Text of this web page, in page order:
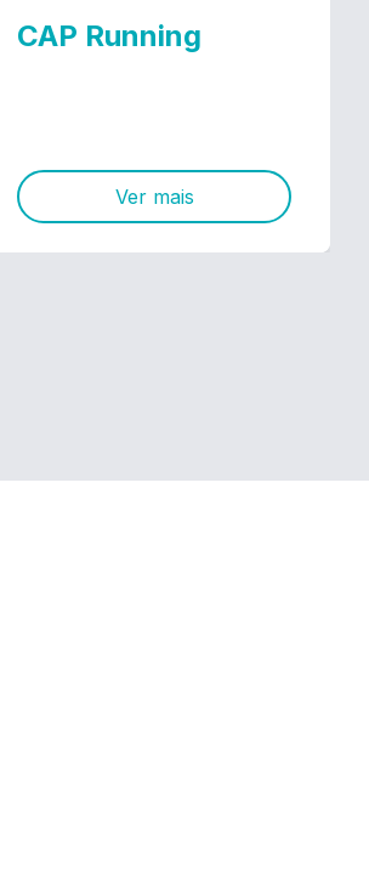
CAP Running
Ver mais